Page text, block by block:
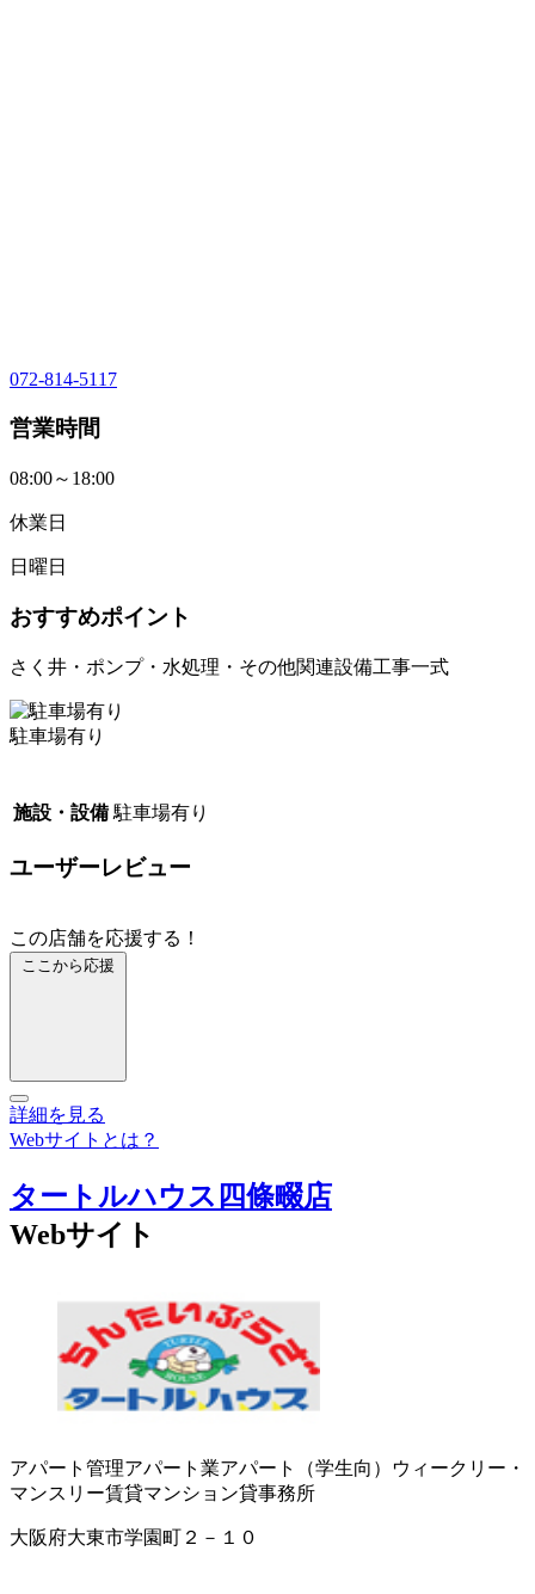
072-814-5117
営業時間
08:00～18:00
休業日
日曜日
おすすめポイント
さく井・ポンプ・水処理・その他関連設備工事一式
駐車場有り
施設・設備 駐車場有り
ユーザーレビュー
この店舗を応援する！
ここから応援
詳細を見る
Webサイトとは？
タートルハウス四條畷店
Webサイト
アパート管理アパート業アパート（学生向）
ウィークリー・
マンスリー賃貸マンション貸事務所
大阪府大東市学園町２－１０